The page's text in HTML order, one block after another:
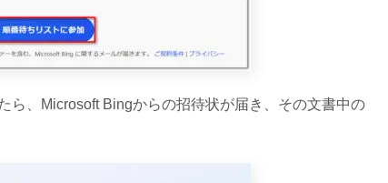
、Microsoft Bingからの招待状が届き、その文書中の